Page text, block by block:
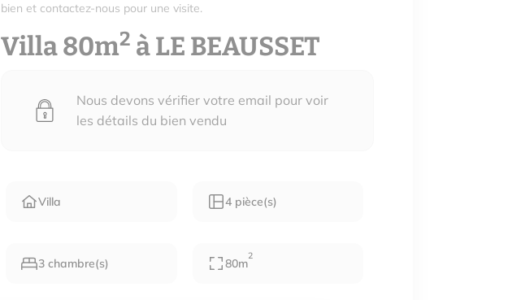
bien et contactez-nous pour une visite.
Villa 80m2 à LE BEAUSSET
Nous devons vérifier votre email pour voir
les détails du bien vendu
Villa 4 pièce(s)
3 chambre(s) 80m
2